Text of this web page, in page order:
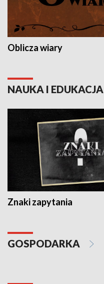
Oblicza wiary
NAUKA I EDUKACJA
Znaki zapytania
GOSPODARKA